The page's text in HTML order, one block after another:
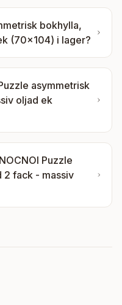
bokhylla,
(70x104) i lager?
asymmetrisk
oljad ek
NOCNOI Puzzle
2 fack - massiv